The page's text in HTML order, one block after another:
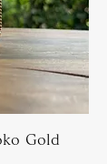
Gold